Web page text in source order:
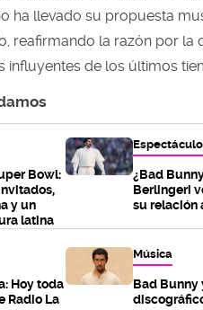
ha llevado su propuesta
reafirmando la razón por la
influyentes de los últimos
Bowl:
y un
latina
¿Bad
Berlingeri
su relación
Hoy toda
Radio La
Música
Bad Bunny